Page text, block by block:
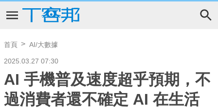
首頁 AI/大數據
2025.03.27 07:30
AI 手機普及速度超乎預期，不
過消費者還不確定 AI 在生活